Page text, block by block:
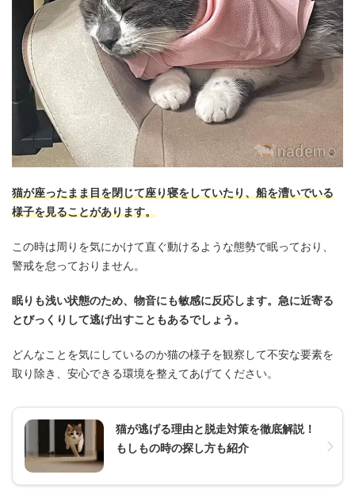
猫が座ったまま目を閉じて座り寝をしていたり、船を漕いでいる
様子を見ることがあります。
この時は周りを気にかけて直ぐ動けるような態勢で眠っており、
警戒を怠っておりません。
眠りも浅い状態のため、物音にも敏感に反応します。急に近寄る
とびっくりして逃げ出すこともあるでしょう。
どんなことを気にしているのか猫の様子を観察して不安な要素を
取り除き、安心できる環境を整えてあげてください。
猫が逃げる理由と脱走対策を徹底解説！
もしもの時の探し方も紹介